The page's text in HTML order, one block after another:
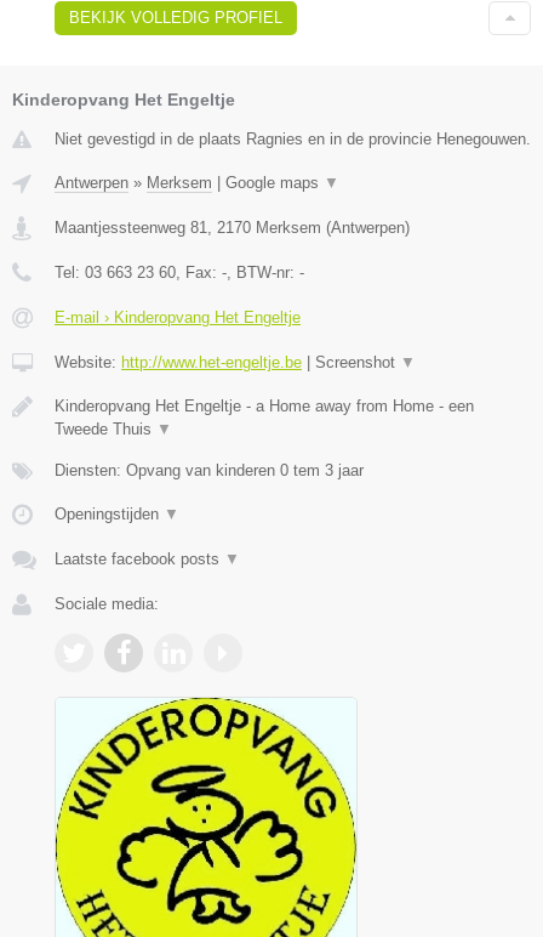
BEKIJK VOLLEDIG PROFIEL
Kinderopvang Het Engeltje
Niet gevestigd in de plaats Ragnies en in de provincie Henegouwen.
Antwerpen » Merksem | Google maps ▼
Maantjessteenweg 81 2170 Merksem (Antwerpen)
Tel: 03 663 23 60 , Fax: - , BTW-nr: -
E-mail › Kinderopvang Het Engeltje
Website: http://www.het-engeltje.be | Screenshot ▼
Kinderopvang Het Engeltje - a Home away from Home - een
Tweede Thuis ▼
Diensten: Opvang van kinderen 0 tem 3 jaar
Openingstijden ▼
Laatste facebook posts ▼
Sociale media: